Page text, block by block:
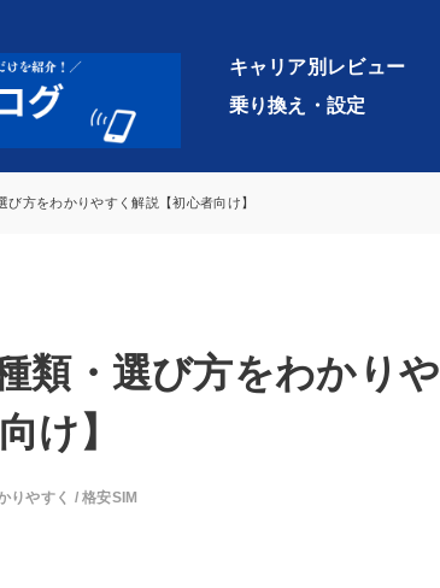
キャリア別レビュー
乗り換え・設定
び方をわかりやすく解説【初心者向け】
類・選び方をわかりや
け】
りやすく /格安SIM